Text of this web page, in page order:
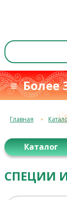
≡ Более
Главная
Каталог
СПЕЦИИ И